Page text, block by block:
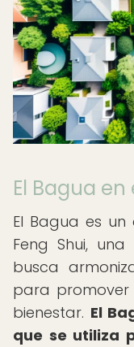
El Bagua en
El Bagua es
Feng Shui,
busca
para
bienestar. El
que se utiliza